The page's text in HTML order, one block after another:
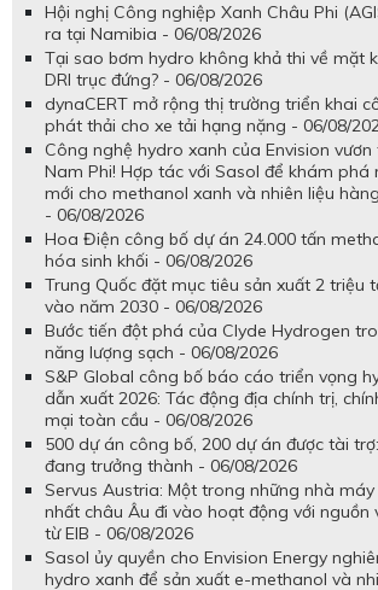
Hội nghị Công nghiệp Xanh Châu Phi
ra tại Namibia - 06/08/2026
Tại sao bơm hydro không khả thi về mặt
DRI trục đứng? - 06/08/2026
dynaCERT mở rộng thị trường triển khai
phát thải cho xe tải hạng nặng - 06/08/
Công nghệ hydro xanh của Envision
Nam Phi! Hợp tác với Sasol để khám phá
mới cho methanol xanh và nhiên liệu
- 06/08/2026
Hoa Điện công bố dự án 24.000 tấn
hóa sinh khối - 06/08/2026
Trung Quốc đặt mục tiêu sản xuất 2 triệu
vào năm 2030 - 06/08/2026
Bước tiến đột phá của Clyde Hydrogen
năng lượng sạch - 06/08/2026
S&P Global công bố báo cáo triển vọng
dẫn xuất 2026: Tác động địa chính trị,
mại toàn cầu - 06/08/2026
500 dự án công bố, 200 dự án được tài
đang trưởng thành - 06/08/2026
Servus Austria: Một trong những nhà
nhất châu Âu đi vào hoạt động với nguồn
từ EIB - 06/08/2026
Sasol ủy quyền cho Envision Energy
hydro xanh để sản xuất e-methanol và